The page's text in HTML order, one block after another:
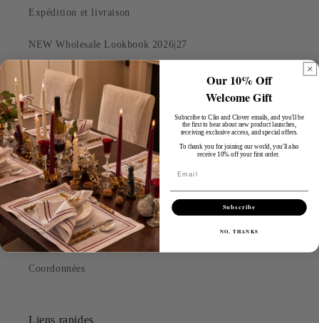
Expédition et livraison
NEW Wholesale Lookbook 2026|27
Commerce
Broderie sur mesure
À propos
Soyez le premier informé
politique de confidentialité
Conditions d'utilisation
Coordonnées
Liens rapides
Our 10% Off
Welcome Gift
Subscribe to Clio and Clover emails, and you'll be
the first to hear about new product launches,
receiving exclusive access, and special offers.
To thank you for joining our world, you'll also
receive 10% off your first order.
Subscribe
NO, THANKS